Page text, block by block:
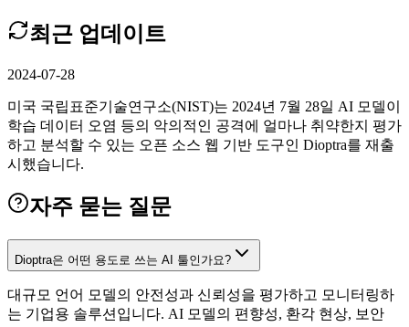
최근 업데이트
2024-07-28
미국 국립표준기술연구소(NIST)는 2024년 7월 28일 AI 모델이
학습 데이터 오염 등의 악의적인 공격에 얼마나 취약한지 평가
하고 분석할 수 있는 오픈 소스 웹 기반 도구인 Dioptra를 재출
시했습니다.
자주 묻는 질문
Dioptra은 어떤 용도로 쓰는 AI 툴인가요?
대규모 언어 모델의 안전성과 신뢰성을 평가하고 모니터링하
는 기업용 솔루션입니다. AI 모델의 편향성, 환각 현상, 보안